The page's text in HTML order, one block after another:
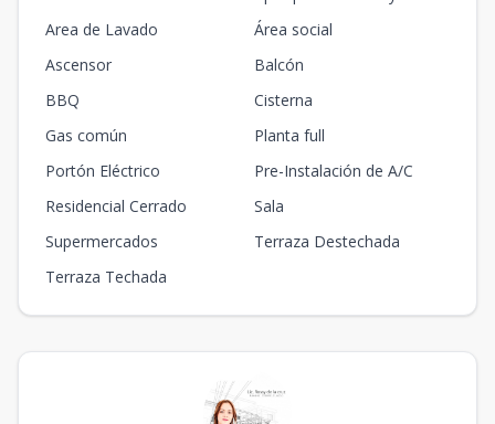
Area de Lavado
Área social
Ascensor
Balcón
BBQ
Cisterna
Gas común
Planta full
Portón Eléctrico
Pre-Instalación de A/C
Residencial Cerrado
Sala
Supermercados
Terraza Destechada
Terraza Techada